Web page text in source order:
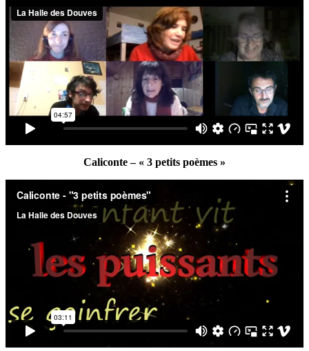
Caliconte – « 3 petits poèmes »